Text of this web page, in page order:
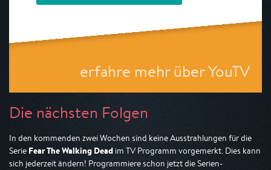
erfahre mehr über YouTV
Die nächsten Folgen
In den kommenden zwei Wochen sind keine Ausstrahlungen für die
Serie Fear The Walking Dead im TV Programm vorgemerkt. Dies kann
sich jederzeit ändern! Programmiere schon jetzt die Serien-